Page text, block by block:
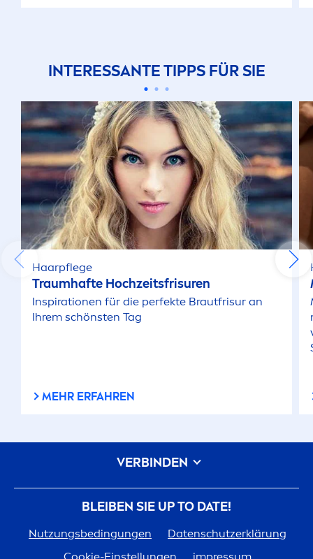
INTERESSANTE TIPPS FÜR SIE
Haarpflege
Traumhafte Hochzeitsfrisuren
Inspirationen für die perfekte Brautfrisur an
Ihrem schönsten Tag
MEHR ERFAHREN
BLEIBEN SIE UP TO DATE!
Nutzungsbedingungen
Datenschutzerklärung
VERBINDEN